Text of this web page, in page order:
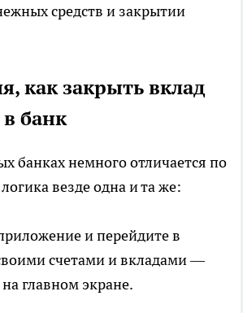
средств и закрытии
как закрыть вклад
банк
банках немного отличается по
везде одна и та же:
и перейдите в
счетами и вкладами —
главном экране.